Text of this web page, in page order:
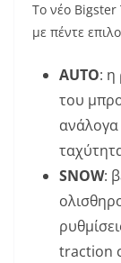
Το νέο Bigster
με πέντε
AUTO: η
του
SNOW:
traction